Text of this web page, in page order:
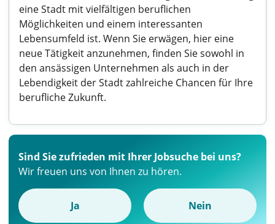
eine Stadt mit vielfältigen beruflichen
Möglichkeiten und einem interessanten
Lebensumfeld ist. Wenn Sie erwägen, hier eine
neue Tätigkeit anzunehmen, finden Sie sowohl in
den ansässigen Unternehmen als auch in der
Lebendigkeit der Stadt zahlreiche Chancen für Ihre
berufliche Zukunft.
Sind Sie zufrieden mit Ihrer Jobsuche bei uns?
Wir freuen uns von Ihnen zu hören.
Ja Nein